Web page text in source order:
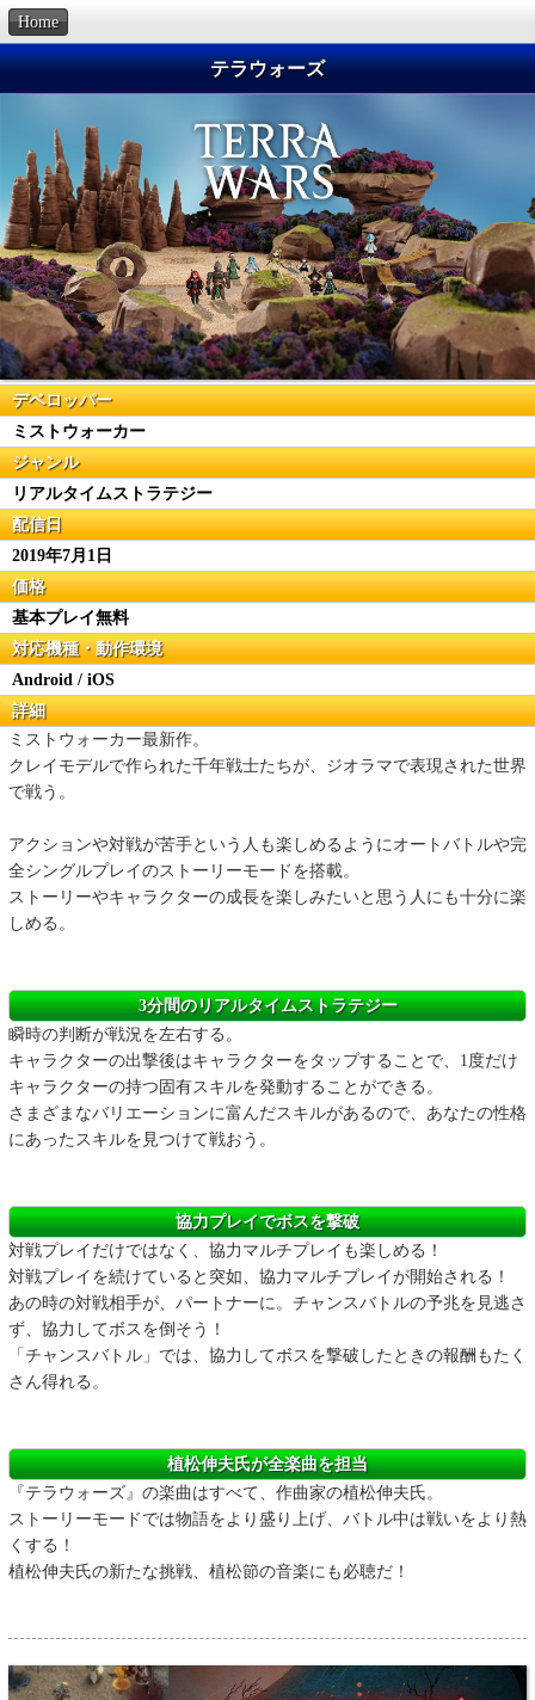
Home
テラウォーズ
デベロッパー
ミストウォーカー
ジャンル
リアルタイムストラテジー
配信日
2019年7月1日
価格
基本プレイ無料
対応機種・動作環境
Android / iOS
詳細
ミストウォーカー最新作。
クレイモデルで作られた千年戦士たちが、ジオラマで表現された世界
で戦う。
アクションや対戦が苦手という人も楽しめるようにオートバトルや完
全シングルプレイのストーリーモードを搭載。
ストーリーやキャラクターの成長を楽しみたいと思う人にも十分に楽
しめる。
3分間のリアルタイムストラテジー
瞬時の判断が戦況を左右する。
キャラクターの出撃後はキャラクターをタップすることで、1度だけ
キャラクターの持つ固有スキルを発動することができる。
さまざまなバリエーションに富んだスキルがあるので、あなたの性格
にあったスキルを見つけて戦おう。
協力プレイでボスを撃破
対戦プレイだけではなく、協力マルチプレイも楽しめる！
対戦プレイを続けていると突如、協力マルチプレイが開始される！
あの時の対戦相手が、パートナーに。チャンスバトルの予兆を見逃さ
ず、協力してボスを倒そう！
「チャンスバトル」では、協力してボスを撃破したときの報酬もたく
さん得れる。
植松伸夫氏が全楽曲を担当
『テラウォーズ』の楽曲はすべて、作曲家の植松伸夫氏。
ストーリーモードでは物語をより盛り上げ、バトル中は戦いをより熱
くする！
植松伸夫氏の新たな挑戦、植松節の音楽にも必聴だ！